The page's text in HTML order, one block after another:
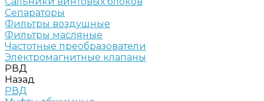
Сепараторы
Фильтры воздушные
Фильтры масляные
Частотные преобразователи
Электромагнитные клапаны
РВД
Назад
РВД